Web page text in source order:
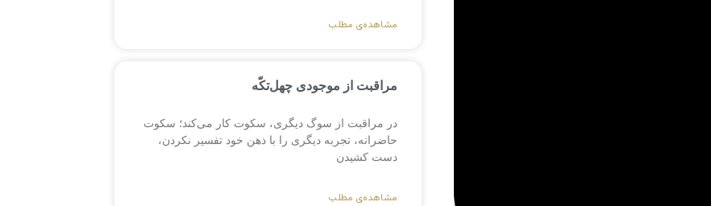
مشاهده‌ی مطلب
مراقبت از موجودی چهل‌تکّه
در مراقبت از سوگ دیگری، سکوت کار می‌کند؛ سکوت
حاضرانه، تجربه دیگری را با ذهن خود تفسیر نکردن،
دست کشیدن
مشاهده‌ی مطلب